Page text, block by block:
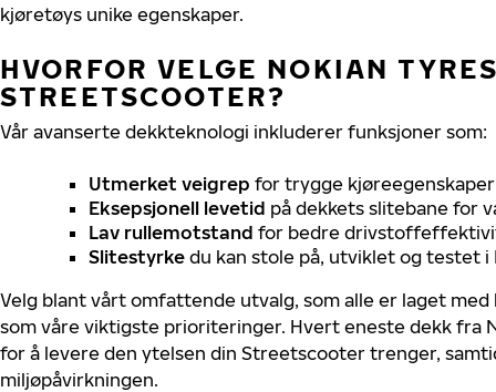
kjøretøys unike egenskaper.
HVORFOR VELGE NOKIAN
STREETSCOOTER?
Vår avanserte dekkteknologi inkluderer funksjoner som:
Utmerket veigrep for trygge
Eksepsjonell levetid på dekkets slitebane for
Lav rullemotstand for bedre
Slitestyrke du kan stole på, utviklet og testet i
Velg blant vårt omfattende utvalg, som alle er laget
som våre viktigste prioriteringer. Hvert eneste dekk fra
for å levere den ytelsen din Streetscooter trenger,
miljøpåvirkningen.